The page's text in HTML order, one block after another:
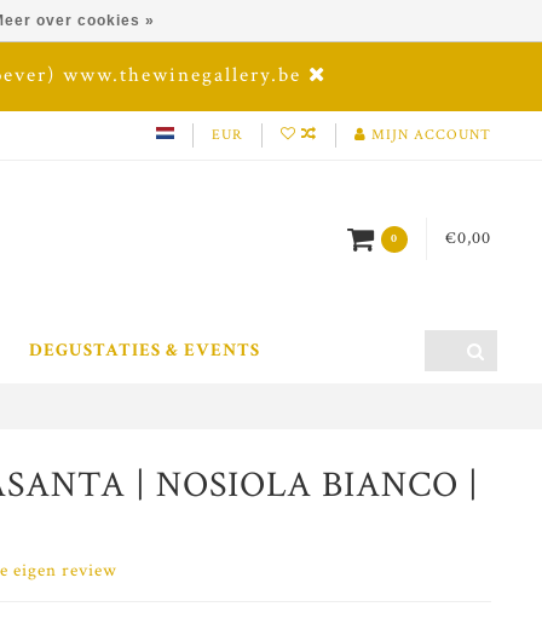
www.thewinegallery.be
EUR MIJN ACCOUNT
0 €0,00
DEGUSTATIES & EVENTS
| NOSIOLA BIANCO |
eigen review
over cookies »